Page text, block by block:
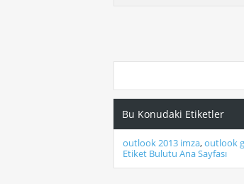
Bu Konudaki Etiketler
outlook 2013 imza,outlook
Etiket Bulutu Ana Sayfası